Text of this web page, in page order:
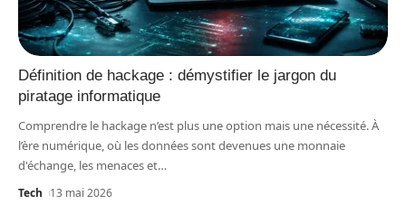
Définition de hackage : démystifier le jargon du
piratage informatique
Comprendre le hackage n’est plus une option mais une nécessité. À
l’ère numérique, où les données sont devenues une monnaie
d'échange, les menaces et…
Tech 13 mai 2026